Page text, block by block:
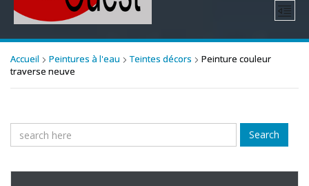
Accueil Peintures à l'eau Teintes décors
Peinture couleur
traverse neuve
Search